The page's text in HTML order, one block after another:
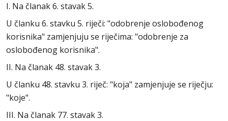
I. Na članak 6. stavak 5.
U članku 6. stavku 5. riječi: "odobrenje oslobođenog
korisnika" zamjenjuju se riječima: "odobrenje za
oslobođenog korisnika".
II. Na članak 48. stavak 3.
U članku 48. stavku 3. riječ: "koja" zamjenjuje se riječju:
"koje".
III. Na članak 77. stavak 3.